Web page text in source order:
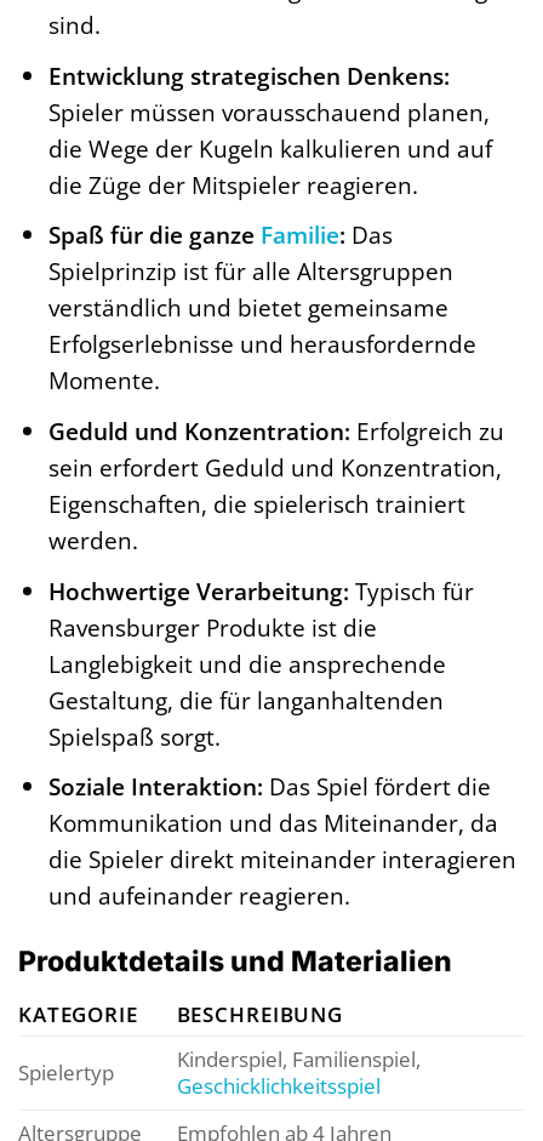
sind.
Entwicklung strategischen Denkens:
Spieler müssen vorausschauend planen,
die Wege der Kugeln kalkulieren und auf
die Züge der Mitspieler reagieren.
Spaß für die ganze Familie: Das
Spielprinzip ist für alle Altersgruppen
verständlich und bietet gemeinsame
Erfolgserlebnisse und herausfordernde
Momente.
Geduld und Konzentration: Erfolgreich zu
sein erfordert Geduld und Konzentration,
Eigenschaften, die spielerisch trainiert
werden.
Hochwertige Verarbeitung: Typisch für
Ravensburger Produkte ist die
Langlebigkeit und die ansprechende
Gestaltung, die für langanhaltenden
Spielspaß sorgt.
Soziale Interaktion: Das Spiel fördert die
Kommunikation und das Miteinander, da
die Spieler direkt miteinander interagieren
und aufeinander reagieren.
Produktdetails und Materialien
KATEGORIE BESCHREIBUNG
Spielertyp
Kinderspiel, Familienspiel,
Geschicklichkeitsspiel
Altersgruppe
Empfohlen ab 4 Jahren